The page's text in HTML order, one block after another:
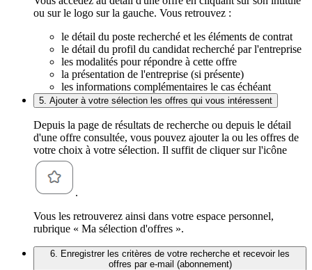
ou sur le logo sur la gauche. Vous retrouvez :
le détail du poste recherché et les éléments de contrat
le détail du profil du candidat recherché par l'entreprise
les modalités pour répondre à cette offre
la présentation de l'entreprise (si présente)
les informations complémentaires le cas échéant
5. Ajouter à votre sélection les offres qui vous intéressent
Depuis la page de résultats de recherche ou depuis le détail
d'une offre consultée, vous pouvez ajouter la ou les offres de
votre choix à votre sélection. Il suffit de cliquer sur l'icône
.
Vous les retrouverez ainsi dans votre espace personnel,
rubrique « Ma sélection d'offres ».
6. Enregistrer les critères de votre recherche et recevoir les
offres par e-mail (abonnement)